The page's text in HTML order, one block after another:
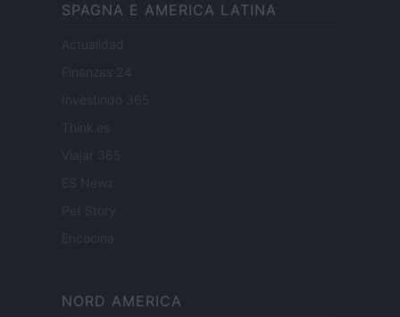
SPAGNA E AMERICA LATINA
Actualidad
Finanzas 24
Investindo 365
Think.es
Viajar 365
ES Newz
Pet Story
Encocina
NORD AMERICA